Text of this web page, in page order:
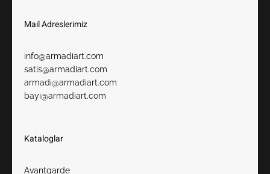
Mail Adreslerimiz​
info@armadiart.com
satis@armadiart.com
armadi@armadiart.com
bayi@armadiart.com
Kataloglar
Avantgarde